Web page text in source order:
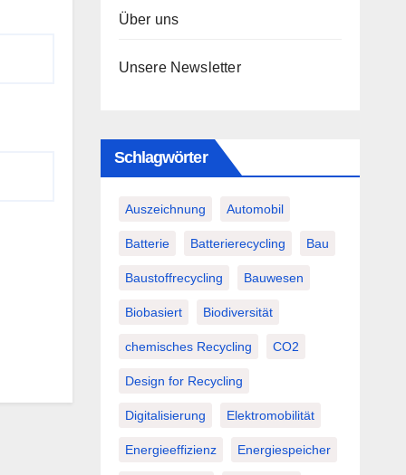
Über uns
Unsere Newsletter
Schlagwörter
Auszeichnung Automobil
Batterie Batterierecycling Bau
Baustoffrecycling Bauwesen
Biobasiert Biodiversität
chemisches Recycling CO2
Design for Recycling
Digitalisierung Elektromobilität
Energieeffizienz Energiespeicher